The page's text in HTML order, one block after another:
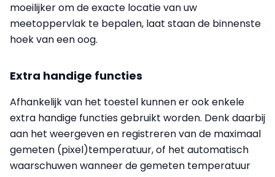
moeilijker om de exacte locatie van uw
meetoppervlak te bepalen, laat staan de binnenste
hoek van een oog.
Extra handige functies
Afhankelijk van het toestel kunnen er ook enkele
extra handige functies gebruikt worden. Denk daarbij
aan het weergeven en registreren van de maximaal
gemeten (pixel)temperatuur, of het automatisch
waarschuwen wanneer de gemeten temperatuur